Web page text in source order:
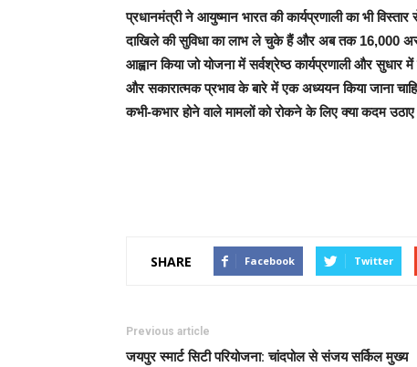
प्रधानमंत्री ने आयुष्मान भारत की कार्यप्रणाली का भी
दाखिले की सुविधा का लाभ ले चुके हैं और अब तक 16,000
आह्वान किया जो योजना में सर्वश्रेष्ठ कार्यप्रणाली और
और सकारात्मक प्रभाव के बारे में एक अध्ययन किया जाना
कभी-कभार होने वाले मामलों को रोकने के लिए क्या कदम
SHARE Facebook Twitter
Previous article
जयपुर स्मार्ट सिटी परियोजना: चांदपोल से संजय सर्किल मुख्य